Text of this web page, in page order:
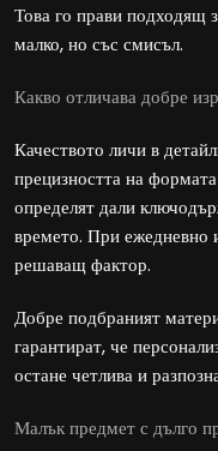
Това го прави подходящ
малко, но със смисъл.
Какво отличава добре
Качеството личи в
прецизността на
определят дали
времето. При ежедневно
решаващ фактор.
Добре подбраният
гарантират, че
остане четлива и
Малък предмет с дълго